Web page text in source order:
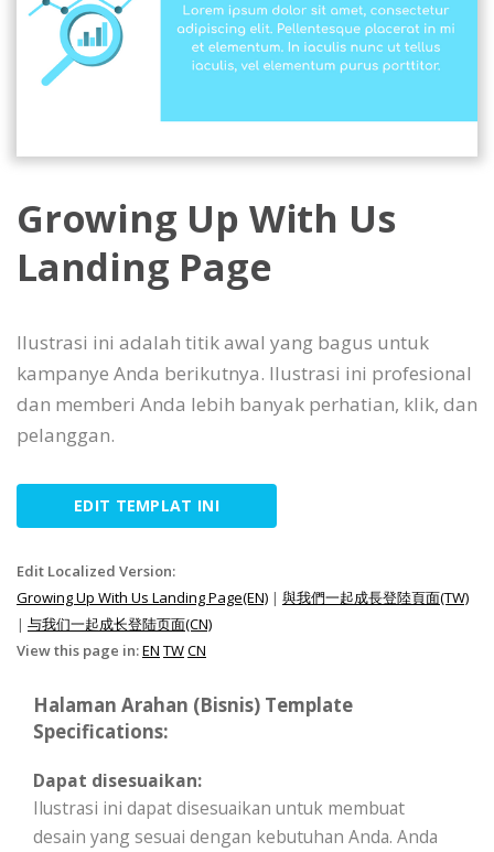
Growing Up With Us
Landing Page
Ilustrasi ini adalah titik awal yang bagus untuk
kampanye Anda berikutnya. Ilustrasi ini profesional
dan memberi Anda lebih banyak perhatian, klik, dan
pelanggan.
EDIT TEMPLAT INI
Edit Localized Version:
Growing Up With Us Landing Page(EN) | 與我們一起成長登陸頁面(TW)
| 与我们一起成长登陆页面(CN)
View this page in:EN TWCN
Halaman Arahan (Bisnis) Template
Specifications:
Dapat disesuaikan:
Ilustrasi ini dapat disesuaikan untuk membuat
desain yang sesuai dengan kebutuhan Anda. Anda